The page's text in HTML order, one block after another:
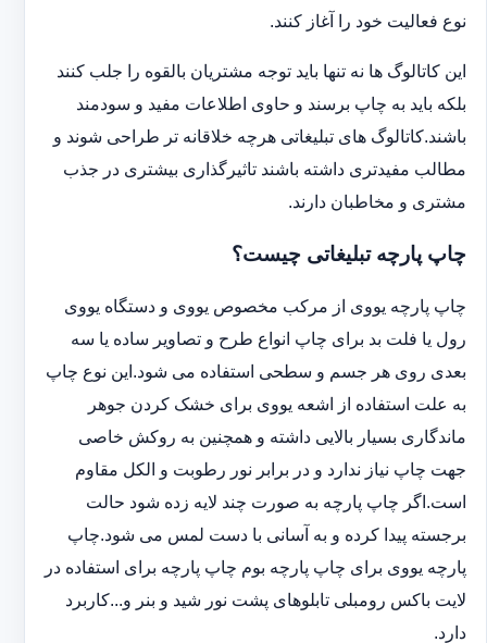
نوع فعالیت خود را آغاز کنند.
این کاتالوگ ها نه تنها باید توجه مشتریان بالقوه را جلب کنند
بلکه باید به چاپ برسند و حاوی اطلاعات مفید و سودمند
باشند.کاتالوگ های تبلیغاتی هرچه خلاقانه تر طراحی شوند و
مطالب مفیدتری داشته باشند تاثیرگذاری بیشتری در جذب
مشتری و مخاطبان دارند.
چاپ پارچه تبلیغاتی چیست؟
چاپ پارچه یووی از مرکب مخصوص یووی و دستگاه یووی
رول یا فلت بد برای چاپ انواع طرح و تصاویر ساده یا سه
بعدی روی هر جسم و سطحی استفاده می شود.این نوع چاپ
به علت استفاده از اشعه یووی برای خشک کردن جوهر
ماندگاری بسیار بالایی داشته و همچنین به روکش خاصی
جهت چاپ نیاز ندارد و در برابر نور رطوبت و الکل مقاوم
است.اگر چاپ پارچه به صورت چند لایه زده شود حالت
برجسته پیدا کرده و به آسانی با دست لمس می شود.چاپ
پارچه یووی برای چاپ پارچه بوم چاپ پارچه برای استفاده در
لایت باکس رومبلی تابلوهای پشت نور شید و بنر و...کاربرد
دارد.